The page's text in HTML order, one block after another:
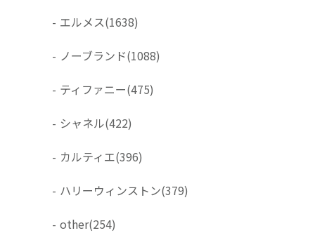
- エルメス(1638)
- ノーブランド(1088)
- ティファニー(475)
- シャネル(422)
- カルティエ(396)
- ハリーウィンストン(379)
- other(254)